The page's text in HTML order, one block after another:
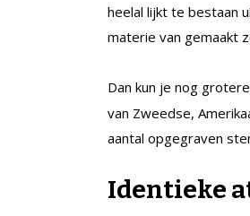
heelal lijkt te bestaan
materie van gemaakt
Dan kun je nog
van Zweedse,
aantal opgegraven
Identieke